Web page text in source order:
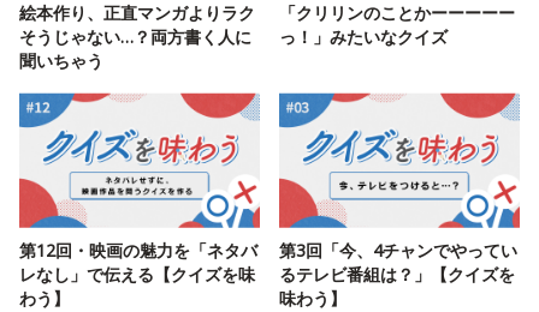
絵本作り、正直マンガよりラク
そうじゃない…？両方書く人に
聞いちゃう
「クリリンのことかーーーーー
っ！」みたいなクイズ
第12回・映画の魅力を「ネタバ
レなし」で伝える【クイズを味
わう】
第3回「今、4チャンでやってい
るテレビ番組は？」【クイズを
味わう】